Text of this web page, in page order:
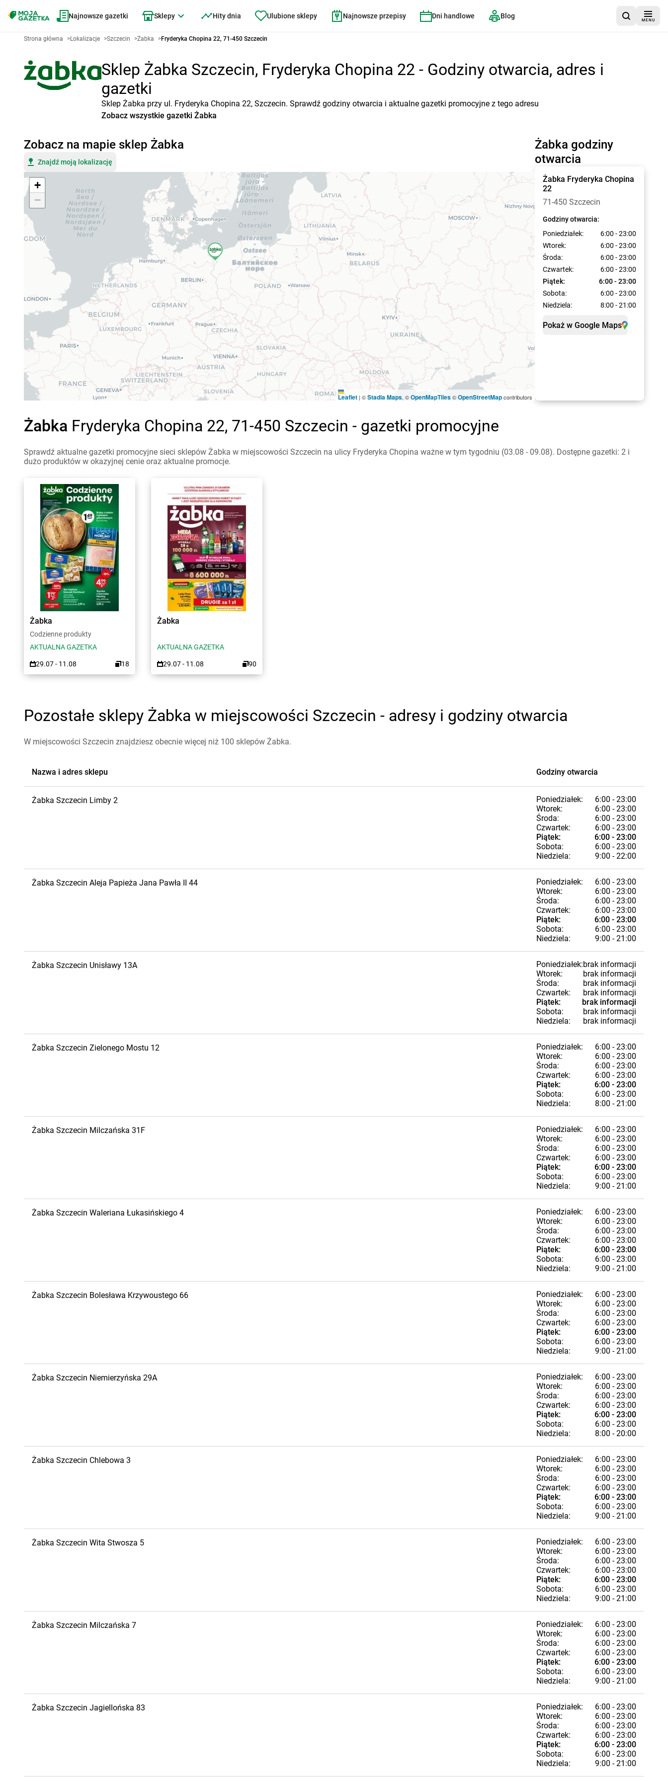
Najnowsze gazetki Sklepy Hity dnia Ulubione sklepy Najnowsze przepisy Dni handlowe Blog
MENU
Strona główna >Lokalizacje >Szczecin >Żabka >Fryderyka Chopina 22, 71-450 Szczecin
Sklep Żabka Szczecin, Fryderyka Chopina 22 - Godziny otwarcia, adres i
gazetki
Sklep Żabka przy ul. Fryderyka Chopina 22, Szczecin. Sprawdź godziny otwarcia i aktualne gazetki promocyjne z tego adresu
Zobacz wszystkie gazetki Żabka
Żabka godziny
otwarcia
Żabka Fryderyka Chopina
22
71-450 Szczecin
Godziny otwarcia:
Poniedziałek:
6:00 - 23:00
Wtorek:
6:00 - 23:00
Środa:
6:00 - 23:00
Czwartek:
6:00 - 23:00
Piątek:
6:00 - 23:00
Sobota:
6:00 - 23:00
Niedziela:
8:00 - 21:00
Pokaż w Google Maps
Zobacz na mapie sklep Żabka
Znajdź moją lokalizację
+
−
Leaflet | ©Stadia Maps, ©OpenMapTiles©OpenStreetMapcontributors
Żabka Fryderyka Chopina 22, 71-450 Szczecin - gazetki promocyjne
Sprawdź aktualne gazetki promocyjne sieci sklepów Żabka w miejscowości Szczecin na ulicy Fryderyka Chopina ważne w tym tygodniu (03.08 - 09.08). Dostępne gazetki: 2 i
dużo produktów w okazyjnej cenie oraz aktualne promocje.
Żabka
Codzienne produkty
AKTUALNA GAZETKA
29.07 - 11.08 18
Żabka
AKTUALNA GAZETKA
29.07 - 11.08 90
Pozostałe sklepy Żabka w miejscowości Szczecin - adresy i godziny otwarcia
W miejscowości Szczecin znajdziesz obecnie więcej niż 100 sklepów Żabka.
Nazwa i adres sklepu Godziny otwarcia
Żabka Szczecin Limby 2 Poniedziałek:
6:00 - 23:00
Wtorek:
6:00 - 23:00
Środa:
6:00 - 23:00
Czwartek:
6:00 - 23:00
Piątek:
6:00 - 23:00
Sobota:
6:00 - 23:00
Niedziela:
9:00 - 22:00
Żabka Szczecin Aleja Papieża Jana Pawła II 44 Poniedziałek:
6:00 - 23:00
Wtorek:
6:00 - 23:00
Środa:
6:00 - 23:00
Czwartek:
6:00 - 23:00
Piątek:
6:00 - 23:00
Sobota:
6:00 - 23:00
Niedziela:
9:00 - 21:00
Żabka Szczecin Unisławy 13A Poniedziałek:brak informacji
Wtorek:
brak informacji
Środa:
brak informacji
Czwartek:
brak informacji
Piątek:
brak informacji
Sobota:
brak informacji
Niedziela:
brak informacji
Żabka Szczecin Zielonego Mostu 12 Poniedziałek:
6:00 - 23:00
Wtorek:
6:00 - 23:00
Środa:
6:00 - 23:00
Czwartek:
6:00 - 23:00
Piątek:
6:00 - 23:00
Sobota:
6:00 - 23:00
Niedziela:
8:00 - 21:00
Żabka Szczecin Milczańska 31F Poniedziałek:
6:00 - 23:00
Wtorek:
6:00 - 23:00
Środa:
6:00 - 23:00
Czwartek:
6:00 - 23:00
Piątek:
6:00 - 23:00
Sobota:
6:00 - 23:00
Niedziela:
9:00 - 21:00
Żabka Szczecin Waleriana Łukasińskiego 4 Poniedziałek:
6:00 - 23:00
Wtorek:
6:00 - 23:00
Środa:
6:00 - 23:00
Czwartek:
6:00 - 23:00
Piątek:
6:00 - 23:00
Sobota:
6:00 - 23:00
Niedziela:
9:00 - 21:00
Żabka Szczecin Bolesława Krzywoustego 66 Poniedziałek:
6:00 - 23:00
Wtorek:
6:00 - 23:00
Środa:
6:00 - 23:00
Czwartek:
6:00 - 23:00
Piątek:
6:00 - 23:00
Sobota:
6:00 - 23:00
Niedziela:
9:00 - 21:00
Żabka Szczecin Niemierzyńska 29A Poniedziałek:
6:00 - 23:00
Wtorek:
6:00 - 23:00
Środa:
6:00 - 23:00
Czwartek:
6:00 - 23:00
Piątek:
6:00 - 23:00
Sobota:
6:00 - 23:00
Niedziela:
8:00 - 20:00
Żabka Szczecin Chlebowa 3 Poniedziałek:
6:00 - 23:00
Wtorek:
6:00 - 23:00
Środa:
6:00 - 23:00
Czwartek:
6:00 - 23:00
Piątek:
6:00 - 23:00
Sobota:
6:00 - 23:00
Niedziela:
9:00 - 21:00
Żabka Szczecin Wita Stwosza 5 Poniedziałek:
6:00 - 23:00
Wtorek:
6:00 - 23:00
Środa:
6:00 - 23:00
Czwartek:
6:00 - 23:00
Piątek:
6:00 - 23:00
Sobota:
6:00 - 23:00
Niedziela:
9:00 - 21:00
Żabka Szczecin Milczańska 7 Poniedziałek:
6:00 - 23:00
Wtorek:
6:00 - 23:00
Środa:
6:00 - 23:00
Czwartek:
6:00 - 23:00
Piątek:
6:00 - 23:00
Sobota:
6:00 - 23:00
Niedziela:
9:00 - 21:00
Żabka Szczecin Jagiellońska 83 Poniedziałek:
6:00 - 23:00
Wtorek:
6:00 - 23:00
Środa:
6:00 - 23:00
Czwartek:
6:00 - 23:00
Piątek:
6:00 - 23:00
Sobota:
6:00 - 23:00
Niedziela:
9:00 - 21:00